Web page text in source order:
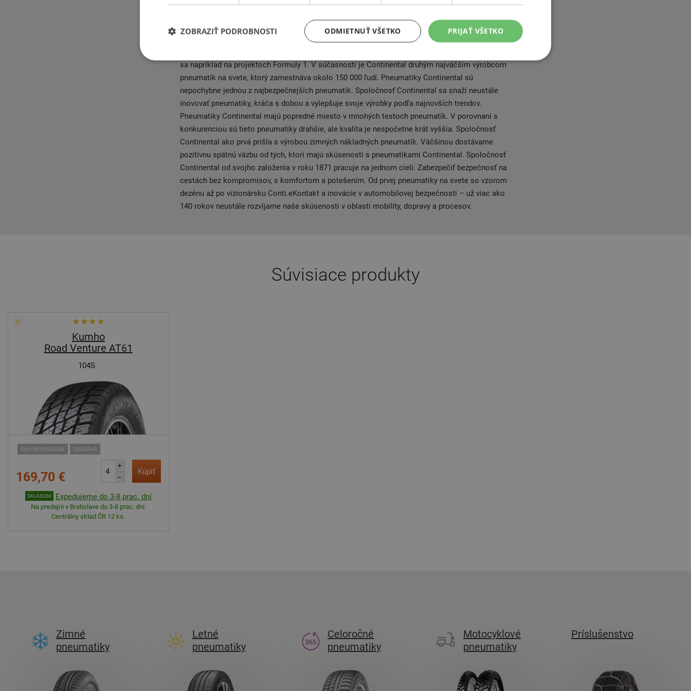
založená už v roku 1871 v Hannoveri, kedy sa spoločnosť zamerala na výrobu tlmičov pre
podkovy ako aj celogumových obručí pre vagóny, neskôr vyrábala kolesové pneumatiky a bola v
sa napríklad na projektoch Formuly 1. V súčasnosti je Continental druhým najväčším výrobcom
pneumatík na svete, ktorý zamestnáva okolo 150 000 ľudí. Pneumatiky Continental sú
nepochybne jednou z najbezpečnejších pneumatík. Spoločnosť Continental sa snaží neustále
inovovať pneumatiky, kráča s dobou a vylepšuje svoje výrobky podľa najnovších trendov.
Pneumatiky Continental majú popredné miesto v mnohých testoch pneumatík. V porovnaní s
konkurenciou sú tieto pneumatiky drahšie, ale kvalita je nespočetne krát vyššia. Spoločnosť
Continental ako prvá prišla s výrobou zimných nákladných pneumatík. Väčšinou dostávame
pozitívnu spätnú väzbu od tých, ktorí majú skúsenosti s pneumatikami Continental. Spoločnosť
Continental od svojho založenia v roku 1871 pracuje na jednom cieli: Zabezpečiť bezpečnosť na
cestách bez kompromisov, s komfortom a potešením. Od prvej pneumatiky na svete so vzorom
dezénu až po vizionársku Conti.eKontakt a inovácie v automobilovej bezpečnosti – už viac ako
140 rokov neustále rozvíjame naše skúsenosti v oblasti mobility, dopravy a procesov.
Súvisiace produkty
Kumho
Road Venture AT61
104S
SUV-UNIVERZÁLNE ZOSÍLENÁ
169,70 €
+
–
Kúpiť
SKLADOM Expedujeme do 3-8 prac. dní
Na predajni v Bratislave do 3-8 prac. dní.
Centrálny sklad ČR 12 ks.
Zimné
pneumatiky
Letné
pneumatiky
Celoročné
pneumatiky
Motocyklové
pneumatiky
Príslušenstvo
PRIJAŤ VŠETKO
ODMIETNUŤ VŠETKO
ZOBRAZIŤ PODROBNOSTI